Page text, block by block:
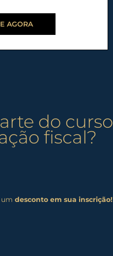
AGORA
do curso
fiscal?
um desconto em sua inscrição!